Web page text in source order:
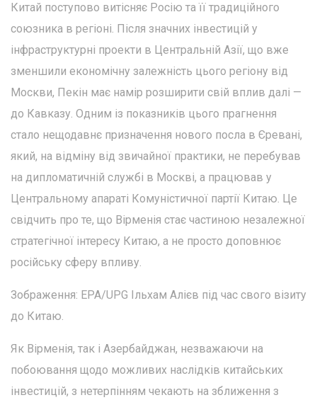
Китай поступово витісняє Росію та її традиційного
союзника в регіоні. Після значних інвестицій у
інфраструктурні проекти в Центральній Азії, що вже
зменшили економічну залежність цього регіону від
Москви, Пекін має намір розширити свій вплив далі —
до Кавказу. Одним із показників цього прагнення
стало нещодавнє призначення нового посла в Єревані,
який, на відміну від звичайної практики, не перебував
на дипломатичній службі в Москві, а працював у
Центральному апараті Комуністичної партії Китаю. Це
свідчить про те, що Вірменія стає частиною незалежної
стратегічної інтересу Китаю, а не просто доповнює
російську сферу впливу.
Зображення: EPA/UPG Ільхам Алієв під час свого візиту
до Китаю.
Як Вірменія, так і Азербайджан, незважаючи на
побоювання щодо можливих наслідків китайських
інвестицій, з нетерпінням чекають на зближення з